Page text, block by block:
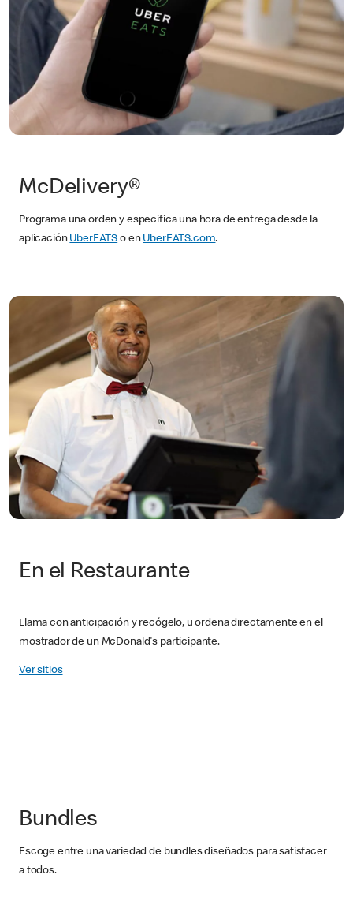
McDelivery®
Programa una orden y especifica una hora de entrega desde la
aplicación UberEATS o en UberEATS.com.
En el Restaurante
Llama con anticipación y recógelo, u ordena directamente en el
mostrador de un McDonald's participante.
Ver sitios
Bundles
Escoge entre una variedad de bundles diseñados para satisfacer
a todos.